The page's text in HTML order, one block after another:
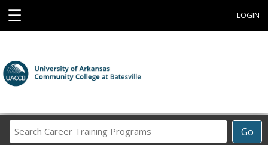
☰ LOGIN
Go
Career